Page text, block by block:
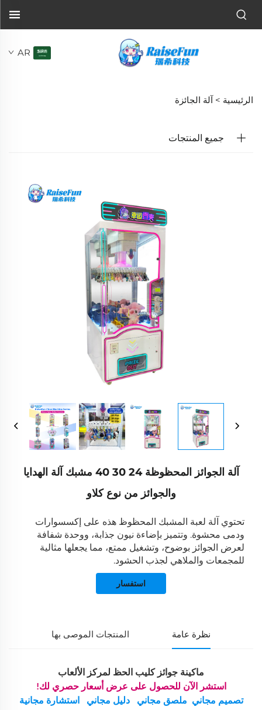
AR
الرئيسية > آلة الجائزة
جميع المنتجات
آلة الجوائز المحظوظة 24 30 40 مشبك آلة الهدايا
والجوائز من نوع كلاو
تحتوي آلة لعبة المشبك المحظوظ هذه على إكسسوارات
ودمى محشوة. وتتميز بإضاءة نيون جذابة، ووحدة شفافة
لعرض الجوائز بوضوح، وتشغيل ممتع، مما يجعلها مثالية
للمجمعات والملاهي لجذب الحشود.
استفسار
نظرة عامة المنتجات الموصى بها
ماكينة جوائز كليب الحظ لمركز الألعاب
استشر الآن للحصول على عرض أسعار حصري لك!
تصميم مجاني
ملصق مجاني دليل مجاني
استشارة مجانية